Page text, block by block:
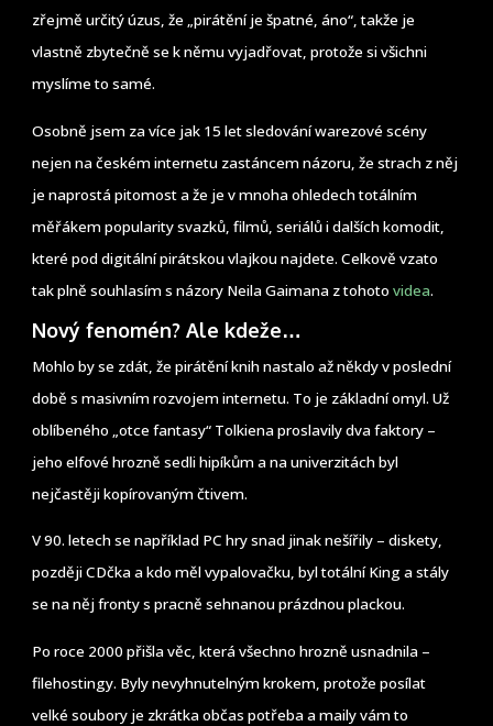
zřejmě určitý úzus, že „pirátění je špatné, áno“, takže je
vlastně zbytečně se k němu vyjadřovat, protože si všichni
myslíme to samé.
Osobně jsem za více jak 15 let sledování warezové scény
nejen na českém internetu zastáncem názoru, že strach z něj
je naprostá pitomost a že je v mnoha ohledech totálním
měřákem popularity svazků, filmů, seriálů i dalších komodit,
které pod digitální pirátskou vlajkou najdete. Celkově vzato
tak plně souhlasím s názory Neila Gaimana z tohotovidea.
Nový fenomén? Ale kdeže…
Mohlo by se zdát, že pirátění knih nastalo až někdy v poslední
době s masivním rozvojem internetu. To je základní omyl. Už
oblíbeného „otce fantasy“ Tolkiena proslavily dva faktory –
jeho elfové hrozně sedli hipíkům a na univerzitách byl
nejčastěji kopírovaným čtivem.
V 90. letech se například PC hry snad jinak nešířily – diskety,
později CDčka a kdo měl vypalovačku, byl totální King a stály
se na něj fronty s pracně sehnanou prázdnou plackou.
Po roce 2000 přišla věc, která všechno hrozně usnadnila –
filehostingy. Byly nevyhnutelným krokem, protože posílat
velké soubory je zkrátka občas potřeba a maily vám to